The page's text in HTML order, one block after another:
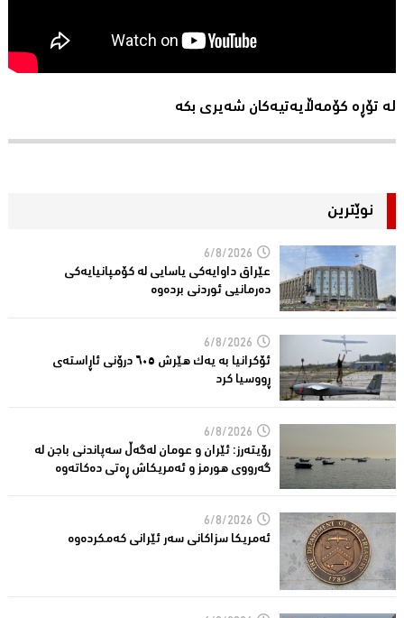
لە تۆڕە کۆمەڵایەتیەکان شەیری بکە
نوێترین
6/8/2026
عێراق داوایەکی یاسایی لە کۆمپانیایه‌كی
دەرمانیى ئوردنی بردەوە
6/8/2026
ئۆکرانیا بە یەک هێرش ٦٠٥ درۆنی ئاڕاستەى
ڕووسیا کرد
6/8/2026
رۆیتەرز: ئێران و عومان لەگەڵ سەپاندنی باجن لە
گەرووی هورمز و ئەمریکاش ڕەتی دەکاتەوە
6/8/2026
ئه‌مریكا سزاكانی سه‌ر ئێرانی كه‌مكرده‌وه‌